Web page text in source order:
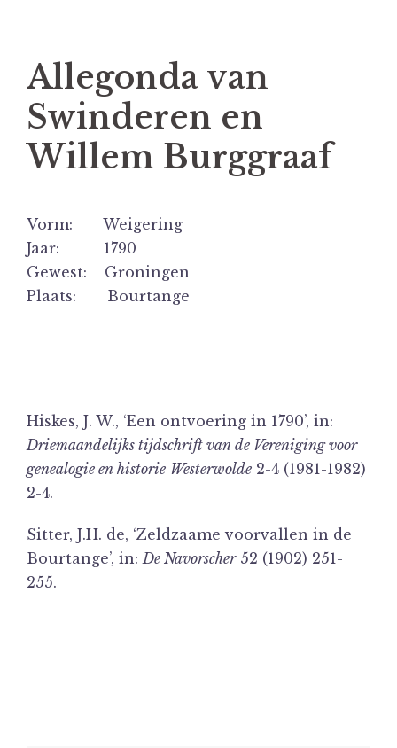
Allegonda van
Swinderen en
Willem Burggraaf
Vorm: Weigering
Jaar: 1790
Gewest: Groningen
Plaats: Bourtange
Hiskes, J. W., ‘Een ontvoering in 1790’, in:
Driemaandelijks tijdschrift van de Vereniging voor
genealogie en historie Westerwolde 2-4 (1981-1982)
2-4.
Sitter, J.H. de, ‘Zeldzaame voorvallen in de
Bourtange’, in: De Navorscher52 (1902) 251-
255.